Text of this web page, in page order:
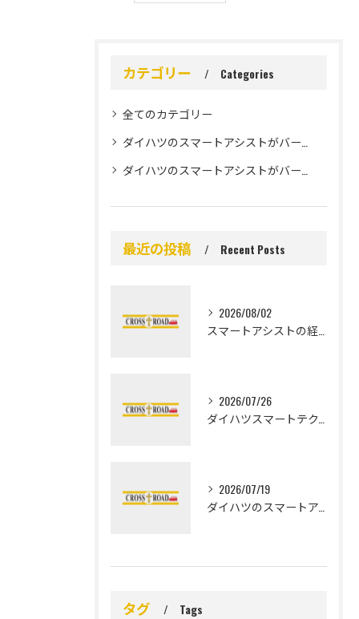
カテゴリー Categories
全てのカテゴリー
ダイハツのスマートアシストがバージョン3に変化・進化。バージョン1とバージョン2との違いを比較。秋田県でのダイハツのスマートアシストをお求めなら秋田市のクロスロードへご相談ください。
ダイハツのスマートアシストがバージョン3に変化・進化。人や柱など面積が狭いものにも反応し、夜間の反応も可能に。その他進化によりより安全・安心な運転を支援。
最近の投稿 Recent Posts
2026/08/02
2026/07/26
2026/07/19
タグ Tags